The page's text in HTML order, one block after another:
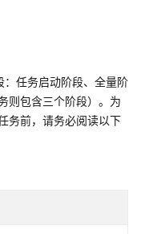
：任务启动阶段、全量阶
则包含三个阶段）。为
务前，请务必阅读以下